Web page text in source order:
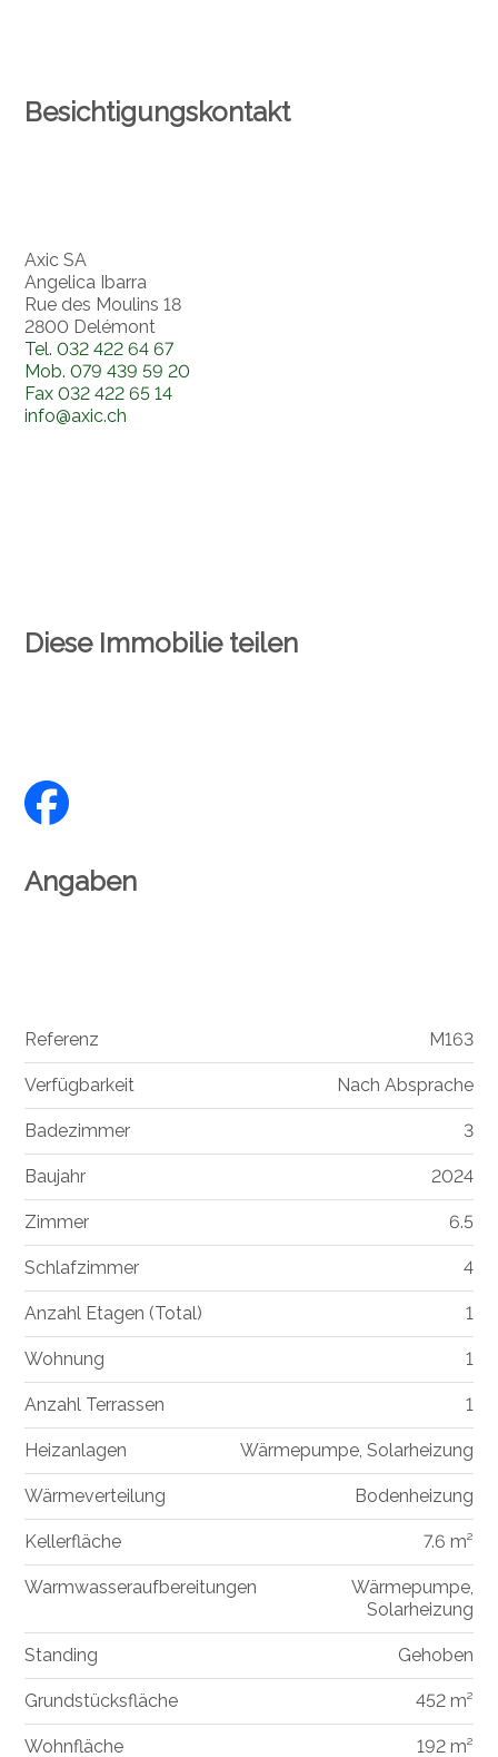
Besichtigungskontakt
Axic SA
Angelica Ibarra
Rue des Moulins 18
2800 Delémont
Tel.032 422 64 67
Mob.079 439 59 20
Fax032 422 65 14
info@axic.ch
Diese Immobilie teilen
Angaben
Referenz M163
Verfügbarkeit Nach Absprache
Badezimmer 3
Baujahr 2024
Zimmer 6.5
Schlafzimmer 4
Anzahl Etagen (Total) 1
Wohnung 1
Anzahl Terrassen 1
Heizanlagen Wärmepumpe, Solarheizung
Wärmeverteilung Bodenheizung
Kellerfläche 7.6 m²
Warmwasseraufbereitungen
Wärmepumpe,
Solarheizung
Standing Gehoben
Grundstücksfläche 452 m²
Wohnfläche 192 m²